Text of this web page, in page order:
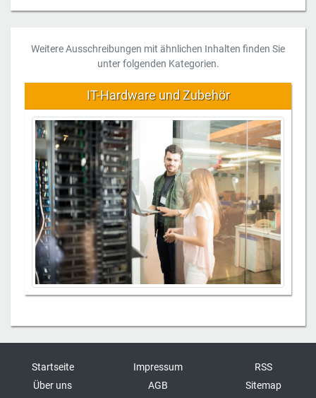
Weitere Ausschreibungen mit ähnlichen Inhalten finden Sie
unter folgenden Kategorien.
IT-Hardware und Zubehör
Startseite
Über uns
Impressum
AGB
RSS
Sitemap